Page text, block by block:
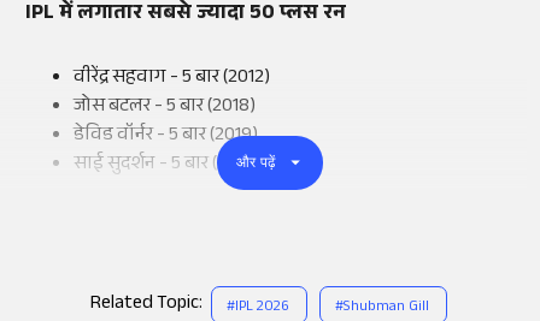
IPL में लगातार सबसे ज्यादा 50 प्लस रन
वीरेंद्र सहवाग - 5 बार (2012)
जोस बटलर - 5 बार (2018)
डेविड वॉर्नर - 5 बार (2019)
साई सुदर्शन - 5 बार (2026)
और पढ़ें
Related Topic: #IPL 2026 #Shubman Gill